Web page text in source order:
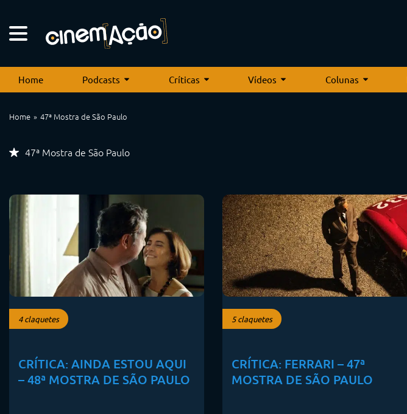
Home Podcasts Críticas Vídeos Colunas
Home 47ª Mostra de São Paulo
47ª Mostra de São Paulo
4 claquetes
CRÍTICA: AINDA ESTOU AQUI
– 48ª MOSTRA DE SÃO PAULO
5 claquetes
CRÍTICA: FERRARI – 47ª
MOSTRA DE SÃO PAULO